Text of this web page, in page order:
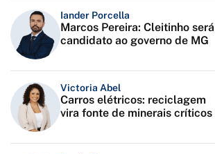
Iander Porcella
Marcos Pereira: Cleitinho será
candidato ao governo de MG
Victoria Abel
Carros elétricos: reciclagem
vira fonte de minerais críticos